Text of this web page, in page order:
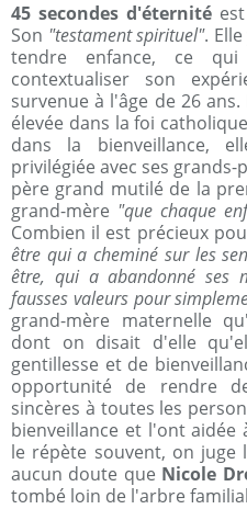
45 secondes d'éternitéest
Son "testament spirituel".
tendre enfance, ce
contextualiser son
survenue à l'âge de 26
élevée dans la foi
dans la bienveillance,
privilégiée avec ses
père grand mutilé de la
grand-mère "que chaque
Combien il est précieux
être qui a cheminé sur les
être, qui a abandonné ses
fausses valeurs pour
grand-mère maternelle
dont on disait d'elle
gentillesse et de
opportunité de rendre
sincères à toutes les
bienveillance et l'ont aidée
le répète souvent, on
aucun doute que Nicole
tombé loin de l'arbre